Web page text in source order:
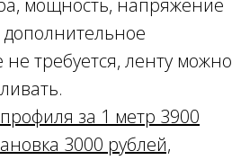
мощность, напряжение
дополнительное
требуется, ленту можно
за 1 метр 3900
3000 рублей,